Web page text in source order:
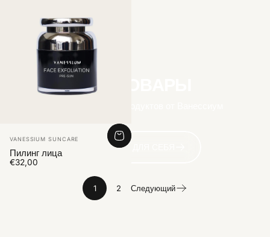
ВСЕ ТОВАРЫ
ОТКРОЙТЕ ДЛЯ СЕБЯ
Vendor:
VANESSIUM SUNCARE
Пилинг лица
€32,00
1 2 Следующий